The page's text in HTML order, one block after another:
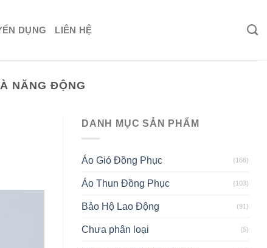
DỤNG LIÊN HỆ
NĂNG ĐỘNG
DANH MỤC SẢN PHẨM
Áo Gió Đồng Phục (166)
Áo Thun Đồng Phục (103)
Bảo Hộ Lao Động (91)
Chưa phân loại (5)